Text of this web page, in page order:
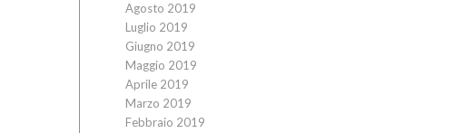
Agosto 2019
Luglio 2019
Giugno 2019
Maggio 2019
Aprile 2019
Marzo 2019
Febbraio 2019